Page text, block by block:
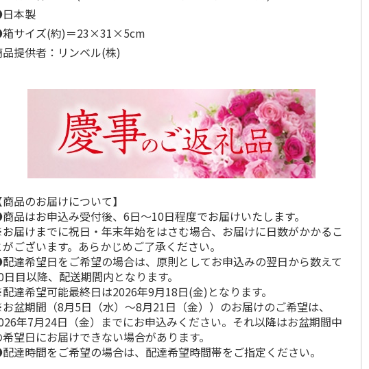
の
の
と
水森亜土／ステッカ
ーセット
600円
(送料別・税込)
リラックマ／マルチ
ケース
5.0（6）
1,100円
(送料別・税込)
令和八年七月場所
優勝力士純金製小判
【安青錦】
605,000円
(送料・税込)
ファイル３点セット
750円
本製
サイズ(約)＝23×31×5cm
品提供者：リンベル(株)
商品のお届けについて】
品はお申込み受付後、6日～10日程度でお届けいたします。
届けまでに祝日・年末年始をはさむ場合、お届けに日数がかかるこ
がございます。あらかじめご了承ください。
達希望日をご希望の場合は、原則としてお申込みの翌日から数えて
日目以降、配送期間内となります。
達希望可能最終日は2026年9月18日(金)となります。
盆期間（8月5日（水）～8月21日（金））のお届けのご希望は、
年7月24日（金）までにお申込みください。それ以降はお盆期間中
希望日にお届けできない場合があります。
達時間をご希望の場合は、配達希望時間帯をご指定ください。